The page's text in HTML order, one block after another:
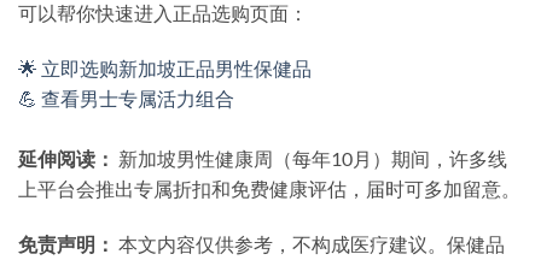
可以帮你快速进入正品选购页面：
🌟 立即选购新加坡正品男性保健品
💪 查看男士专属活力组合
延伸阅读： 新加坡男性健康周（每年10月）期间，许多线
上平台会推出专属折扣和免费健康评估，届时可多加留意。
免责声明： 本文内容仅供参考，不构成医疗建议。保健品